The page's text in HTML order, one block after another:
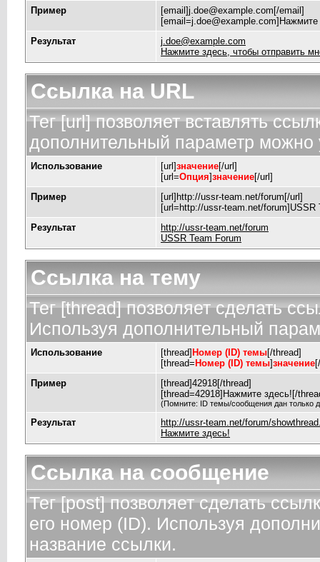
Пример [email]j.doe@example.com [/email]
[email=j.doe@example.com]Нажмите
Результат
j.doe@example.com
Нажмите здесь, чтобы отправить
Ссылка на URL
Тег [url] позволяет вставлять
дополнительный параметр можно
Использование [url]значение[/url]
[url=Опция]значение[/url]
Пример
[url]http://ussr-team.net/forum[/url]
[url=http://ussr-team.net/forum]USSR
Результат
http://ussr-team.net/forum
USSR Team Forum
Ссылка на тему
Тег [thread] позволяет сделать
Используя дополнительный
Использование [thread] Номер (ID) темы[/thread]
[thread= Номер (ID) темы]значение
Пример
[thread]42918[/thread]
[thread=42918]Нажмите здесь![/
(Помните: ID темы/сообщения дан только
Результат
http://ussr-team.net/forum/
Нажмите здесь!
Ссылка на сообщение
Тег [post] позволяет сделать
его номер (ID). Используя
название ссылки.